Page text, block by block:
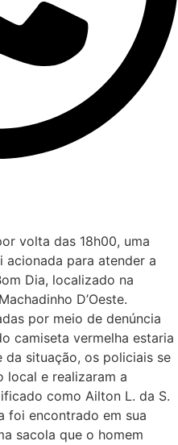
volta das 18h00, uma
para atender a
Dia, localizado na
D’Oeste.
por meio de denúncia
camiseta vermelha estaria
da situação, os policiais se
local e realizaram a
como Ailton L. da S.
foi encontrado em sua
sacola que o homem